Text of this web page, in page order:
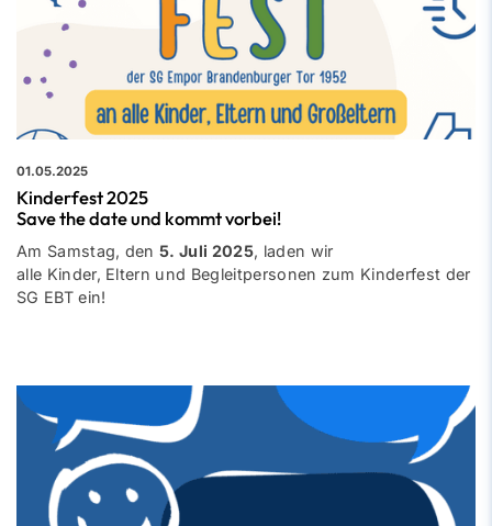
01.05.2025
Kinderfest 2025
Save the date und kommt vorbei!
Am Samstag, den5. Juli 2025, laden wir
alle Kinder, Eltern und Begleitpersonen zum Kinderfest der
SG EBT ein!